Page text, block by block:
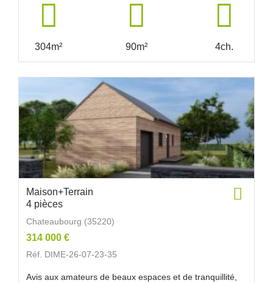
304m² 90m² 4ch.
Maison+Terrain
4 pièces
Chateaubourg (35220)
314 000 €
Réf. DIME-26-07-23-35
Avis aux amateurs de beaux espaces et de tranquillité,